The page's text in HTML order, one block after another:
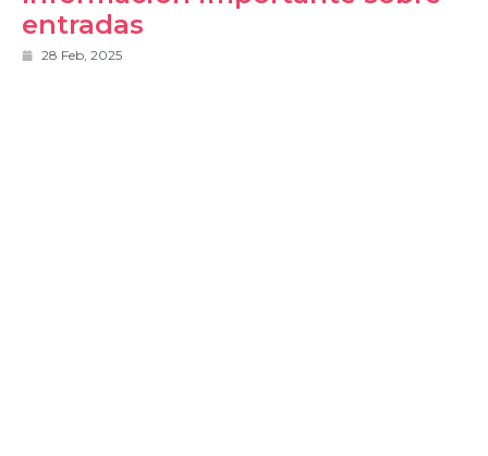
entradas
28 Feb, 2025